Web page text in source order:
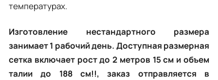
температурах.
Изготовление нестандартного размера
занимает 1 рабочий день. Доступная размерная
сетка включает рост до 2 метров 15 см и объем
талии до 188 см!!, заказ отправляется в